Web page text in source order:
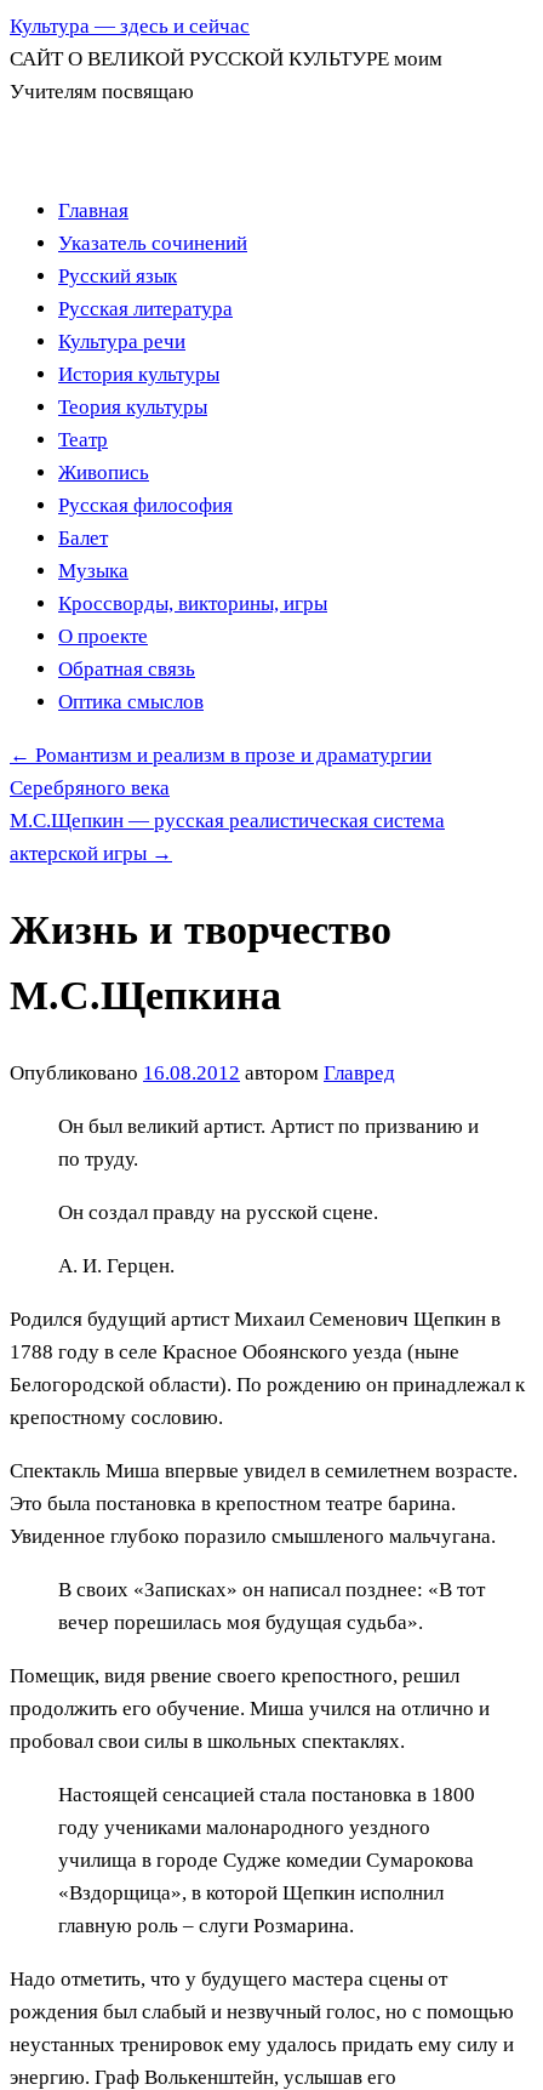
Культура — здесь и сейчас
САЙТ О ВЕЛИКОЙ РУССКОЙ КУЛЬТУРЕ моим
Учителям посвящаю
Перейти
содержимому
Главная
Указатель сочинений
Русский язык
Русская литература
Культура речи
История культуры
Теория культуры
Театр
Живопись
Русская философия
Балет
Музыка
Кроссворды, викторины, игры
О проекте
Обратная связь
Оптика смыслов
← Романтизм и реализм в прозе и драматургии
Серебряного века
М.С.Щепкин — русская реалистическая система
актерской игры →
Жизнь и творчество
М.С.Щепкина
Опубликовано 16.08.2012 автором Главред
Он был великий артист. Артист по призванию и
по труду.
Он создал правду на русской сцене.
А. И. Герцен.
Родился будущий артист Михаил Семенович Щепкин в
1788 году в селе Красное Обоянского уезда (ныне
Белогородской области). По рождению он принадлежал к
крепостному сословию.
Спектакль Миша впервые увидел в семилетнем возрасте.
Это была постановка в крепостном театре барина.
Увиденное глубоко поразило смышленого мальчугана.
В своих «Записках» он написал позднее: «В тот
вечер порешилась моя будущая судьба».
Помещик, видя рвение своего крепостного, решил
продолжить его обучение. Миша учился на отлично и
пробовал свои силы в школьных спектаклях.
Настоящей сенсацией стала постановка в 1800
году учениками малонародного уездного
училища в городе Судже комедии Сумарокова
«Вздорщица», в которой Щепкин исполнил
главную роль – слуги Розмарина.
Надо отметить, что у будущего мастера сцены от
рождения был слабый и незвучный голос, но с помощью
неустанных тренировок ему удалось придать ему силу и
энергию. Граф Волькенштейн, услышав его